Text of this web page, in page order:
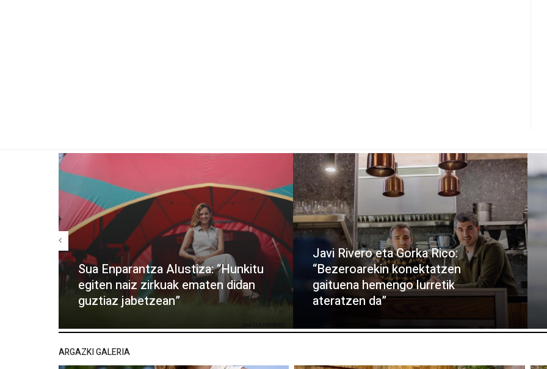
Sua Enparantza Alustiza: “Hunkitu
egiten naiz zirkuak ematen didan
guztiaz jabetzean”
Javi Rivero eta Gorka Rico:
“Bezeroarekin konektatzen
gaituena hemengo lurretik
ateratzen da”
ARGAZKI GALERIA